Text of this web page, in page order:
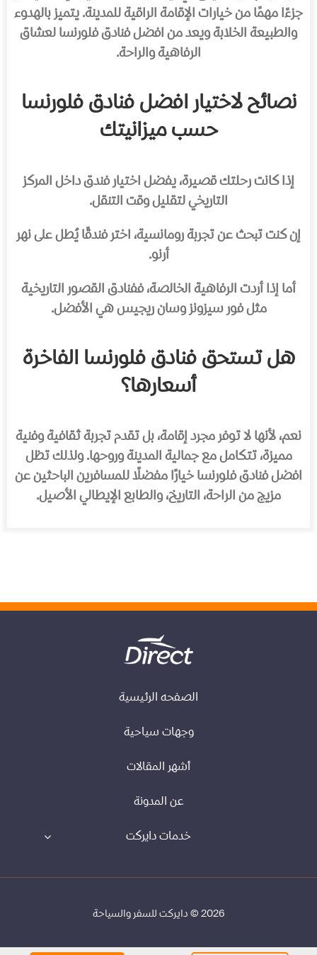
جزءًا مهمًا من خيارات الإقامة الراقية للمدينة. يتميز بالهدوء
والطبيعة الخلابة ويعد من افضل فنادق فلورنسا لعشاق
الرفاهية والراحة.
نصائح لاختيار افضل فنادق فلورنسا
حسب ميزانيتك
إذا كانت رحلتك قصيرة، يفضل اختيار فندق داخل المركز
التاريخي لتقليل وقت التنقل.
إن كنت تبحث عن تجربة رومانسية، اختر فندقًا يُطل على نهر
أرنو.
أما إذا أردت الرفاهية الخالصة، ففنادق القصور التاريخية
مثل فور سيزونز وسان ريجيس هي الأفضل.
هل تستحق فنادق فلورنسا الفاخرة
أسعارها؟
نعم، لأنها لا توفر مجرد إقامة، بل تقدم تجربة ثقافية وفنية
مميزة، تتكامل مع جمالية المدينة وروحها. ولذلك تظل
افضل فنادق فلورنسا خيارًا مفضلًا للمسافرين الباحثين عن
مزيج من الراحة، التاريخ، والطابع الإيطالي الأصيل.
الصفحه الرئيسية
وجهات سياحية
أشهر المقالات
عن المدونة
خدمات دايركت
2026 © دايركت للسفر والسياحة